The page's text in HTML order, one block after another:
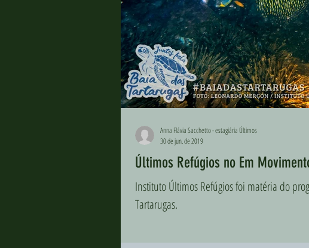
Últimos Refúgios no Em
Instituto Últimos Refúgios foi matéria do
Tartarugas.
Anna Flávia Sacchetto - estagiária Últimos
30 de jun. de 2019